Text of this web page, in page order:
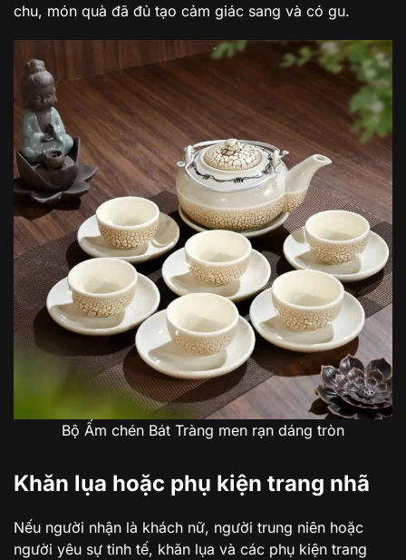
chu, món quà đã đủ tạo cảm giác sang và có gu.
Bộ Ấm chén Bát Tràng men rạn dáng tròn
Khăn lụa hoặc phụ kiện trang nhã
Nếu người nhận là khách nữ, người trung niên hoặc
người yêu sự tinh tế, khăn lụa và các phụ kiện trang